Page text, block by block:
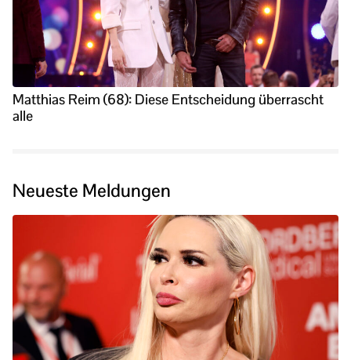
Matthias Reim (68): Diese Entscheidung überrascht
alle
Neueste Meldungen